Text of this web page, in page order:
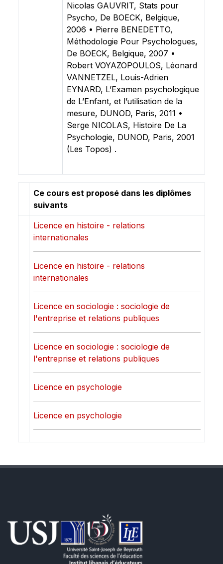
Nicolas GAUVRIT, Stats pour
Psycho, De BOECK, Belgique,
2006 • Pierre BENEDETTO,
Méthodologie Pour Psychologues,
De BOECK, Belgique, 2007 •
Robert VOYAZOPOULOS, Léonard
VANNETZEL, Louis-Adrien
EYNARD, L’Examen psychologique
de L’Enfant, et l’utilisation de la
mesure, DUNOD, Paris, 2011 •
Serge NICOLAS, Histoire De La
Psychologie, DUNOD, Paris, 2001
(Les Topos) .
Ce cours est proposé dans les diplômes
suivants
Licence en histoire - relations
internationales
Licence en histoire - relations
internationales
Licence en sociologie : sociologie de
l'entreprise et relations publiques
Licence en sociologie : sociologie de
l'entreprise et relations publiques
Licence en psychologie
Licence en psychologie